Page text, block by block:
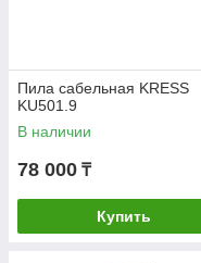
Пила сабельная KRESS
KU501.9
В наличии
78 000 ₸
Купить